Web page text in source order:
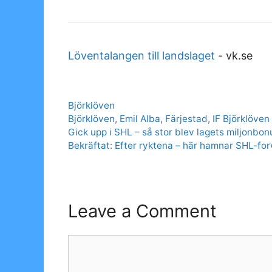
Löventalangen till landslaget - vk.se
Categories
Björklöven
Tags
Björklöven, Emil Alba, Färjestad, IF Björklöven
Gick upp i SHL – så stor blev lagets
Bekräftat: Efter ryktena – här hamnar SHL-
Leave a Comment